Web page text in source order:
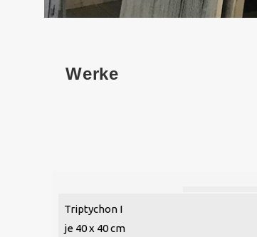
Werke
Triptychon I
je 40 x 40 cm